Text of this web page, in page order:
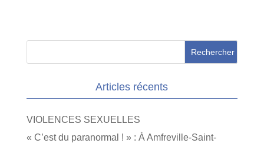
Articles récents
VIOLENCES SEXUELLES
« C’est du paranormal ! » : À Amfreville-Saint-